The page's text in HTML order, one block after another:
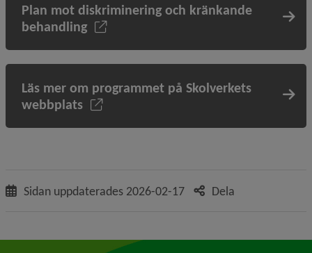
Plan mot diskriminering och kränkande
behandling
Läs mer om programmet på Skolverkets
webbplats
Sidan uppdaterades 2026-02-17 Dela